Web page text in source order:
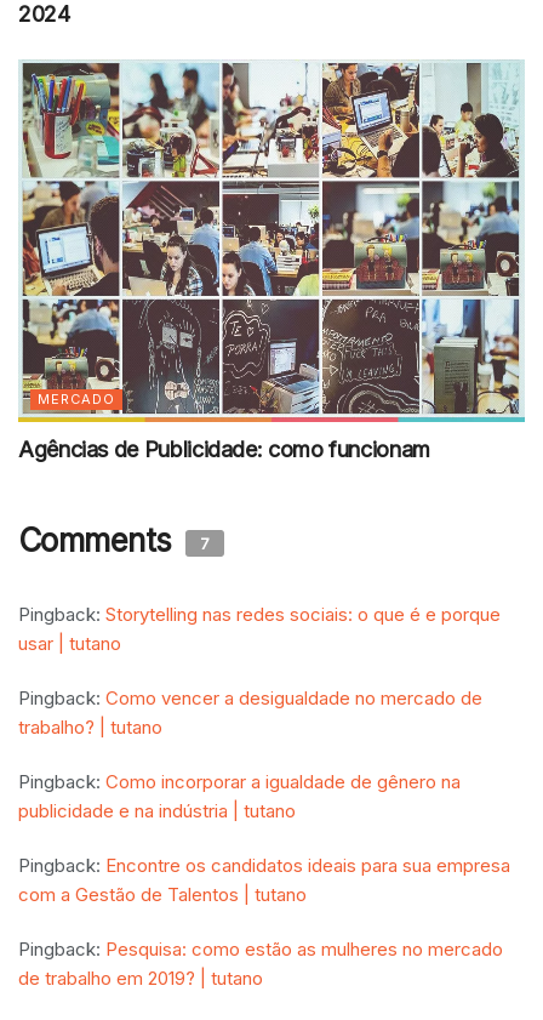
2024
MERCADO
Agências de Publicidade: como funcionam
Comments 7
Pingback: Storytelling nas redes sociais: o que é e porque
usar | tutano
Pingback: Como vencer a desigualdade no mercado de
trabalho? | tutano
Pingback: Como incorporar a igualdade de gênero na
publicidade e na indústria | tutano
Pingback: Encontre os candidatos ideais para sua empresa
com a Gestão de Talentos | tutano
Pingback: Pesquisa: como estão as mulheres no mercado
de trabalho em 2019? | tutano